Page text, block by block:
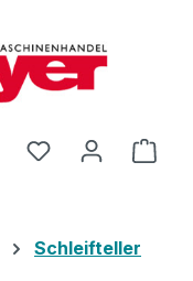
Du hast 0
Schleifteller